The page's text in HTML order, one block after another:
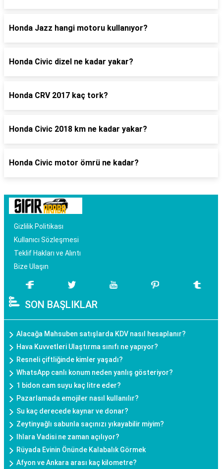
Honda Jazz hangi motoru kullanıyor?
Honda Civic dizel ne kadar yakar?
Honda CRV 2017 kaç tork?
Honda Civic 2018 km ne kadar yakar?
Honda Civic motor ömrü ne kadar?
Gizlilik Politikası
Kullanıcı Sözleşmesi
Teklif Hakları ve Alıntı
Bize Ulaşın
SON BAŞLIKLAR
Alacağa Mahsuben satışlarda KDV nasıl hesaplanır?
Hava Kuvvetleri Ulaştırma sınıfı ne yapıyor?
Resneli çiftliğinde kimler yaşadı?
WhatsApp canlı konum neden yanlış gösteriyor?
1 bidon cam suyu kaç litre eder?
Pazarlamada emojiler nasıl kullanılır?
Su kaç derecede kaynar ve donar?
Zeytinyağlı sabunla saçınızı yıkayabilir miyim?
Ihlara Vadisi ne zaman açılıyor?
Rüyada Evinin Önünde Kalabalık Görmek
Afyon ve Ankara arası kaç kilometre?